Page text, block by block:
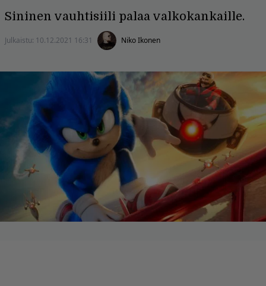
Sininen vauhtisiili palaa valkokankaille.
Julkaistu: 10.12.2021 16:31 Niko Ikonen